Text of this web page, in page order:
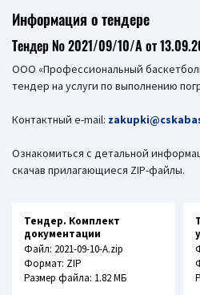
Информация о тендере
Тендер № 2021/09/10/А от
ООО «Профессиональный
тендер на услуги по выполнению
Контактный e-mail:
Ознакомиться с детальной
скачав прилагающиеся ZIP-файлы.
Тендер. Комплект
документации
Файл: 2021-09-10-A.zip
Формат: ZIP
Размер файла: 1.82 МБ